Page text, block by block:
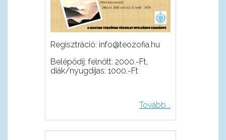
Regisztráció: info@teozofia.hu
Belépődíj: felnőtt: 2000.-Ft,
diák/nyugdíjas: 1000.-Ft
Tovább...